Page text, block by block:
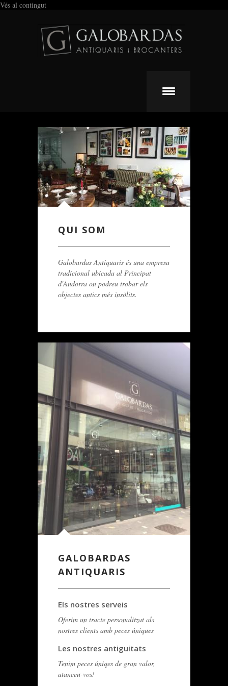
Vés al contingut
QUI SOM
Galobardas Antiquaris és una empresa
tradicional ubicada al Principat
d'Andorra on podreu trobar els
objectes antics més insòlits.
GALOBARDAS
ANTIQUARIS
Els nostres serveis
Oferim un tracte personalitzat als
nostres clients amb peces úniques
Les nostres antiguitats
Tenim peces úniqes de gran valor,
atanceu-vos!